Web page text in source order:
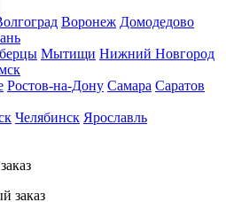
Воронеж Домодедово
Мытищи Нижний Новгород
Ростов-на-Дону Самара Саратов
Челябинск Ярославль